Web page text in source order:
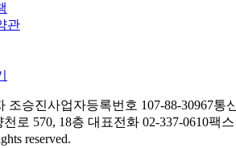
관
조승진사업자등록번호 107-88-30967통
로 570, 18층 대표전화 02-337-0610팩스
reserved.